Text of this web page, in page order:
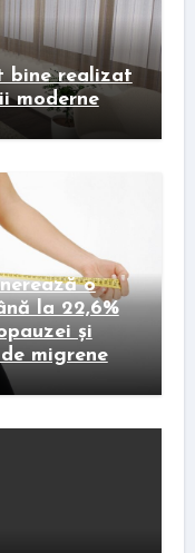
bine realizat
moderne
o
la 22,6%
și
migrene